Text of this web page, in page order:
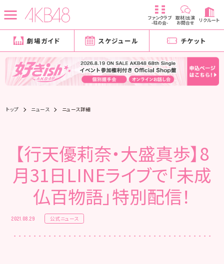
ファンクラブ
-柱の会-
取材/出演
お問合せ リクルート
劇場ガイド スケジュール チケット
トップ ニュース ニュース詳細
【行天優莉奈・大盛真歩】8
月31日LINEライブで「未成
仏百物語」特別配信！
2021.08.29 公式ニュース